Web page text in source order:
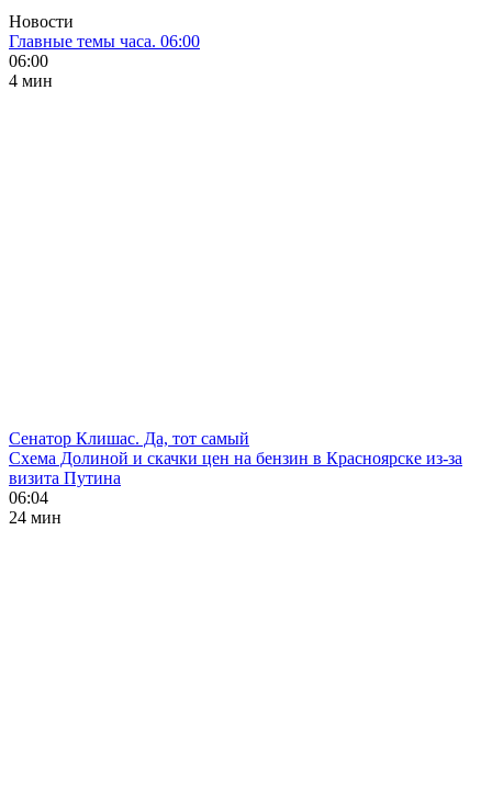
Новости
Главные темы часа. 06:00
06:00
4 мин
Сенатор Клишас. Да, тот самый
Схема Долиной и скачки цен на бензин в Красноярске из-за
визита Путина
06:04
24 мин